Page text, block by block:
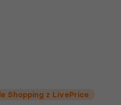
Shopping z LivePrice